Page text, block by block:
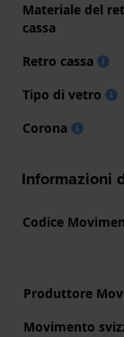
Materiale del
cassa
Retro cassa
Tipo di vetro
Corona
Informazioni
Codice
Produttore
Movimento